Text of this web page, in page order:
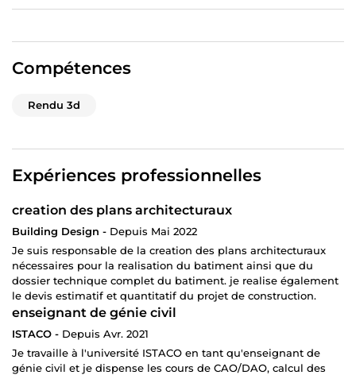
Je suis convaincu que mes compétences et mon
l'efficacité des projets de construction partout dans le
Compétences
Rendu 3d
Expériences professionnelles
creation des plans architecturaux
Building Design - Depuis Mai 2022
Je suis responsable de la creation des plans architecturaux
nécessaires pour la realisation du batiment ainsi que du
dossier technique complet du batiment. je realise également
le devis estimatif et quantitatif du projet de construction.
enseignant de génie civil
ISTACO - Depuis Avr. 2021
Je travaille à l'université ISTACO en tant qu'enseignant de
génie civil et je dispense les cours de CAO/DAO, calcul des